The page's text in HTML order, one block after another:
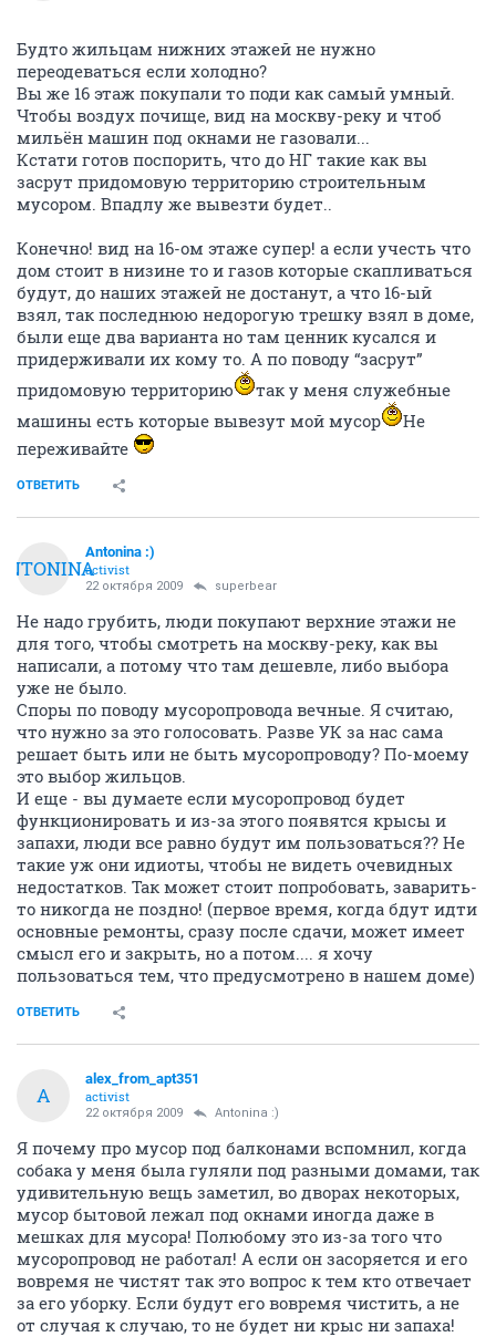
Будто жильцам нижних этажей не нужно
переодеваться если холодно?
Вы же 16 этаж покупали то поди как самый умный.
Чтобы воздух почище, вид на москву-реку и чтоб
мильён машин под окнами не газовали...
Кстати готов поспорить, что до НГ такие как вы
засрут придомовую территорию строительным
мусором. Впадлу же вывезти будет..
Конечно! вид на 16-ом этаже супер! а если учесть что
дом стоит в низине то и газов которые скапливаться
будут, до наших этажей не достанут, а что 16-ый
взял, так последнюю недорогую трешку взял в доме,
были еще два варианта но там ценник кусался и
придерживали их кому то. А по поводу “засрут”
придомовую территорию
так у меня служебные
машины есть которые вывезут мой мусор
Не
переживайте
ОТВЕТИТЬ
Antonina :)
activist
22 октября 2009 superbear
Не надо грубить, люди покупают верхние этажи не
для того, чтобы смотреть на москву-реку, как вы
написали, а потому что там дешевле, либо выбора
уже не было.
Споры по поводу мусоропровода вечные. Я считаю,
что нужно за это голосовать. Разве УК за нас сама
решает быть или не быть мусоропроводу? По-моему
это выбор жильцов.
И еще - вы думаете если мусоропровод будет
функционировать и из-за этого появятся крысы и
запахи, люди все равно будут им пользоваться?? Не
такие уж они идиоты, чтобы не видеть очевидных
недостатков. Так может стоит попробовать, заварить-
то никогда не поздно! (первое время, когда бдут идти
основные ремонты, сразу после сдачи, может имеет
смысл его и закрыть, но а потом.... я хочу
пользоваться тем, что предусмотрено в нашем доме)
ОТВЕТИТЬ
A
alex_from_apt351
activist
22 октября 2009 Antonina :)
Я почему про мусор под балконами вспомнил, когда
собака у меня была гуляли под разными домами, так
удивительную вещь заметил, во дворах некоторых,
мусор бытовой лежал под окнами иногда даже в
мешках для мусора! Полюбому это из-за того что
мусоропровод не работал! А если он засоряется и его
вовремя не чистят так это вопрос к тем кто отвечает
за его уборку. Если будут его вовремя чистить, а не
от случая к случаю, то не будет ни крыс ни запаха!